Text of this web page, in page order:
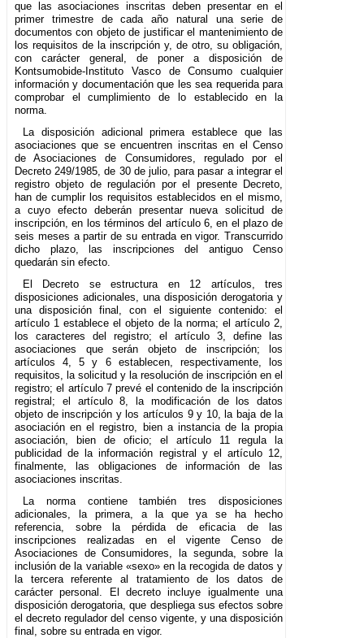
que las asociaciones inscritas deben presentar en el
primer trimestre de cada año natural una serie de
documentos con objeto de justificar el mantenimiento de
los requisitos de la inscripción y, de otro, su obligación,
con carácter general, de poner a disposición de
Kontsumobide-Instituto Vasco de Consumo cualquier
información y documentación que les sea requerida para
comprobar el cumplimiento de lo establecido en la
norma.
La disposición adicional primera establece que las
asociaciones que se encuentren inscritas en el Censo
de Asociaciones de Consumidores, regulado por el
Decreto 249/1985, de 30 de julio, para pasar a integrar el
registro objeto de regulación por el presente Decreto,
han de cumplir los requisitos establecidos en el mismo,
a cuyo efecto deberán presentar nueva solicitud de
inscripción, en los términos del artículo 6, en el plazo de
seis meses a partir de su entrada en vigor. Transcurrido
dicho plazo, las inscripciones del antiguo Censo
quedarán sin efecto.
El Decreto se estructura en 12 artículos, tres
disposiciones adicionales, una disposición derogatoria y
una disposición final, con el siguiente contenido: el
artículo 1 establece el objeto de la norma; el artículo 2,
los caracteres del registro; el artículo 3, define las
asociaciones que serán objeto de inscripción; los
artículos 4, 5 y 6 establecen, respectivamente, los
requisitos, la solicitud y la resolución de inscripción en el
registro; el artículo 7 prevé el contenido de la inscripción
registral; el artículo 8, la modificación de los datos
objeto de inscripción y los artículos 9 y 10, la baja de la
asociación en el registro, bien a instancia de la propia
asociación, bien de oficio; el artículo 11 regula la
publicidad de la información registral y el artículo 12,
finalmente, las obligaciones de información de las
asociaciones inscritas.
La norma contiene también tres disposiciones
adicionales, la primera, a la que ya se ha hecho
referencia, sobre la pérdida de eficacia de las
inscripciones realizadas en el vigente Censo de
Asociaciones de Consumidores, la segunda, sobre la
inclusión de la variable «sexo» en la recogida de datos y
la tercera referente al tratamiento de los datos de
carácter personal. El decreto incluye igualmente una
disposición derogatoria, que despliega sus efectos sobre
el decreto regulador del censo vigente, y una disposición
final, sobre su entrada en vigor.